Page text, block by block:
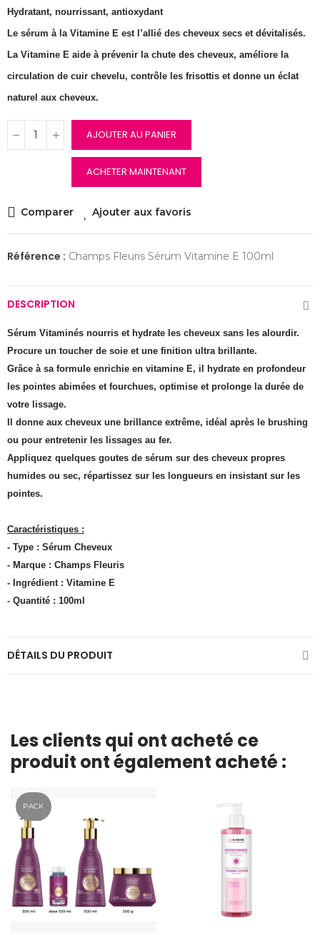
Hydratant, nourrissant, antioxydant
Le sérum à la Vitamine E est l’allié des cheveux secs et dévitalisés.
La Vitamine E aide à prévenir la chute des cheveux, améliore la
circulation de cuir chevelu, contrôle les frisottis et donne un éclat
naturel aux cheveux.
AJOUTER AU PANIER
ACHETER MAINTENANT
Comparer Ajouter aux favoris
Référence : Champs Fleuris Sérum Vitamine E 100ml
DESCRIPTION
Sérum Vitaminés nourris et hydrate les cheveux sans les alourdir.
Procure un toucher de soie et une finition ultra brillante.
Grâce à sa formule enrichie en vitamine E, il hydrate en profondeur
les pointes abimées et fourchues, optimise et prolonge la durée de
votre lissage.
Il donne aux cheveux une brillance extrême, idéal après le brushing
ou pour entretenir les lissages au fer.
Appliquez quelques goutes de sérum sur des cheveux propres
humides ou sec, répartissez sur les longueurs en insistant sur les
pointes.
Caractéristiques :
- Type : Sérum Cheveux
- Marque : Champs Fleuris
- Ingrédient : Vitamine E
- Quantité : 100ml
DÉTAILS DU PRODUIT
Les clients qui ont acheté ce
produit ont également acheté :
PACK